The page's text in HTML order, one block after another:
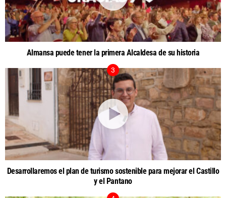
Almansa puede tener la primera Alcaldesa de su historia
Desarrollaremos el plan de turismo sostenible para mejorar el Castillo
y el Pantano